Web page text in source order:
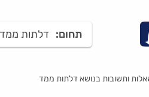
תחום: דלתות ממד
ותשובות בנושא דלתות ממד